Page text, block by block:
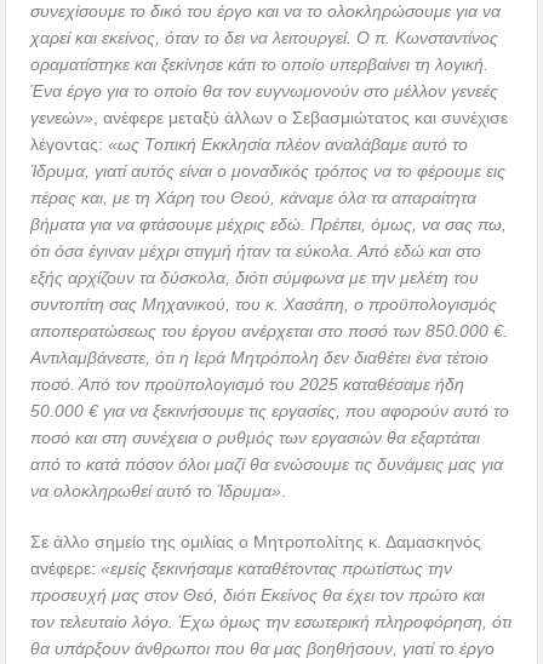
συνεχίσουμε το δικό του έργο και να το ολοκληρώσουμε για να
χαρεί και εκείνος, όταν το δει να λειτουργεί. Ο π. Κωνσταντίνος
οραματίστηκε και ξεκίνησε κάτι το οποίο υπερβαίνει τη λογική.
Ένα έργο για το οποίο θα τον ευγνωμονούν στο μέλλον γενεές
γενεών» , ανέφερε μεταξύ άλλων ο Σεβασμιώτατος και συνέχισε
λέγοντας:«ως Τοπική Εκκλησία πλέον αναλάβαμε αυτό το
Ίδρυμα, γιατί αυτός είναι ο μοναδικός τρόπος να το φέρουμε εις
πέρας και, με τη Χάρη του Θεού, κάναμε όλα τα απαραίτητα
βήματα για να φτάσουμε μέχρις εδώ. Πρέπει, όμως, να σας πω,
ότι όσα έγιναν μέχρι στιγμή ήταν τα εύκολα. Από εδώ και στο
εξής αρχίζουν τα δύσκολα, διότι σύμφωνα με την μελέτη του
συντοπίτη σας Μηχανικού, του κ. Χασάπη, ο προϋπολογισμός
αποπερατώσεως του έργου ανέρχεται στο ποσό των 850.000 €.
Αντιλαμβάνεστε, ότι η Ιερά Μητρόπολη δεν διαθέτει ένα τέτοιο
ποσό. Από τον προϋπολογισμό του 2025 καταθέσαμε ήδη
50.000 € για να ξεκινήσουμε τις εργασίες, που αφορούν αυτό το
ποσό και στη συνέχεια ο ρυθμός των εργασιών θα εξαρτάται
από το κατά πόσον όλοι μαζί θα ενώσουμε τις δυνάμεις μας για
να ολοκληρωθεί αυτό το Ίδρυμα»
Σε άλλο σημείο της ομιλίας ο Μητροπολίτης κ. Δαμασκηνός
ανέφερε:«εμείς ξεκινήσαμε καταθέτοντας πρωτίστως την
προσευχή μας στον Θεό, διότι Εκείνος θα έχει τον πρώτο και
τον τελευταίο λόγο. Έχω όμως την εσωτερική πληροφόρηση, ότι
θα υπάρξουν άνθρωποι που θα μας βοηθήσουν, γιατί το έργο